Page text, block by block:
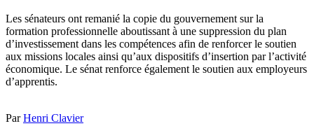
Les sénateurs ont remanié la copie du gouvernement sur la
formation professionnelle aboutissant à une suppression du plan
d’investissement dans les compétences afin de renforcer le soutien
aux missions locales ainsi qu’aux dispositifs d’insertion par l’activité
économique. Le sénat renforce également le soutien aux employeurs
d’apprentis.
ParHenri Clavier